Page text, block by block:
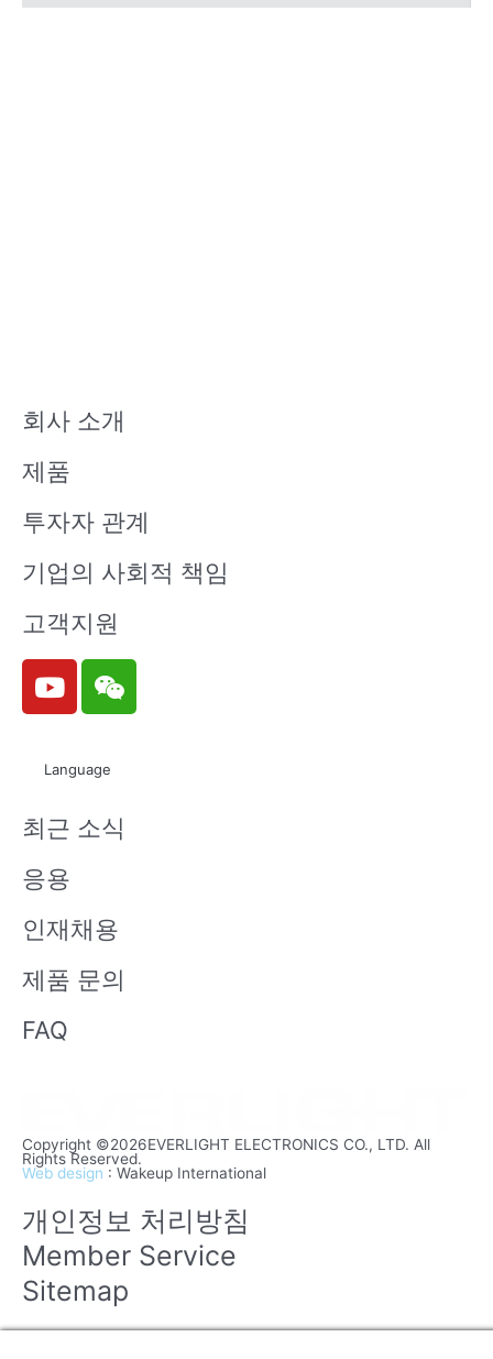
회사 소개
제품
투자자 관계
기업의 사회적 책임
고객지원
Y
o
u
e
W
e
i
n
Language
최근 소식
응용
인재채용
제품 문의
FAQ
Copyright ©2026EVERLIGHT ELECTRONICS CO., LTD. All
Rights Reserved.
Web design : Wakeup International
개인정보 처리방침
Member Service
Sitemap